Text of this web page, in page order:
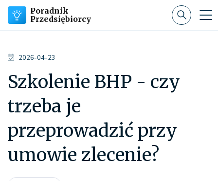
Poradnik
Przedsiębiorcy
2026-04-23
Szkolenie BHP - czy
trzeba je
przeprowadzić przy
umowie zlecenie?